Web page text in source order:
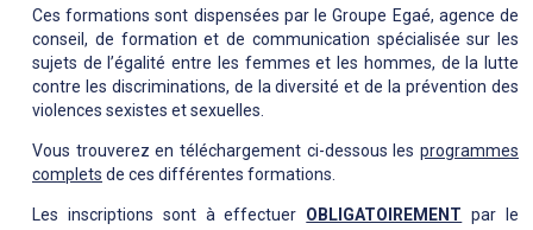
Ces formations sont dispensées par le Groupe Egaé, agence de
conseil, de formation et de communication spécialisée sur les
sujets de l’égalité entre les femmes et les hommes, de la lutte
contre les discriminations, de la diversité et de la prévention des
violences sexistes et sexuelles.
Vous trouverez en téléchargement ci-dessous les programmes
complets de ces différentes formations.
Les inscriptions sont à effectuer OBLIGATOIREMENT par le